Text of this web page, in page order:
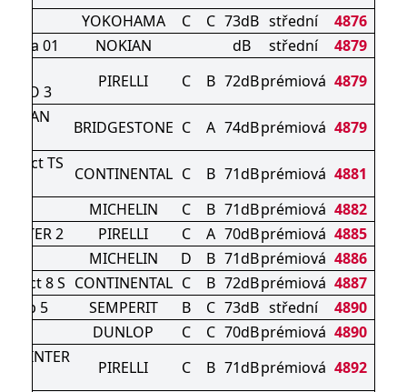
YOKOHAMA C C 73dB střední
4876
01
NOKIAN dB střední
4879
3
PIRELLI C B 72dBprémiová 4879
VAN
BRIDGESTONE C A 74dBprémiová 4879
TS
CONTINENTAL C B 71dBprémiová 4881
MICHELIN C B 71dBprémiová 4882
2
PIRELLI C A 70dBprémiová 4885
MICHELIN D B 71dBprémiová 4886
8 S CONTINENTAL C B 72dBprémiová 4887
Grip 5
SEMPERIT B C 73dB střední
4890
DUNLOP C C 70dBprémiová 4890
WINTER
PIRELLI C B 71dBprémiová 4892